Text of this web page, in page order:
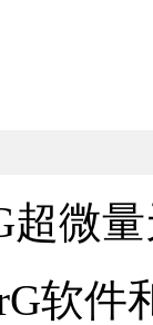
超微
软件